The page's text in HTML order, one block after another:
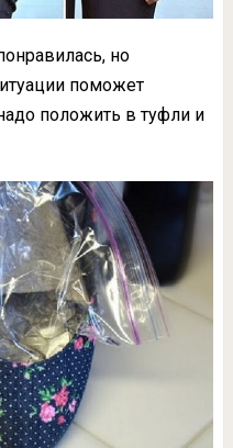
но
поможет
положить в туфли и